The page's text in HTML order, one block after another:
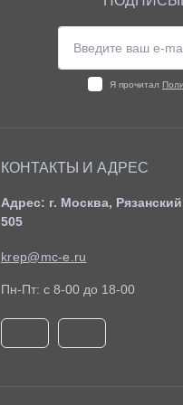
Я прочитал
КОНТАКТЫ И АДРЕС
Адрес: г. Москва,
505
krep@mc-e.ru
Пн-Пт: c 8-00 до 18-00